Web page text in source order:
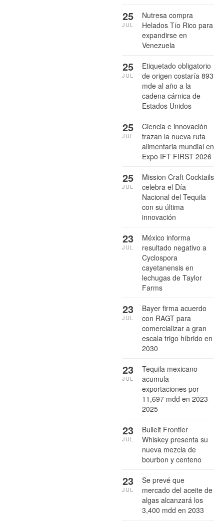
Nutresa compra
Helados Tío Rico para
expandirse en
Venezuela
25
JUL
Etiquetado obligatorio
de origen costaría 893
mde al año a la
cadena cárnica de
Estados Unidos
25
JUL
Ciencia e innovación
trazan la nueva ruta
alimentaria mundial en
Expo IFT FIRST 2026
25
JUL
Mission Craft Cocktails
celebra el Día
Nacional del Tequila
con su última
innovación
25
JUL
México informa
resultado negativo a
Cyclospora
cayetanensis en
lechugas de Taylor
Farms
23
JUL
Bayer firma acuerdo
con RAGT para
comercializar a gran
escala trigo híbrido en
2030
23
JUL
Tequila mexicano
acumula
exportaciones por
11,697 mdd en 2023-
2025
23
JUL
Bulleit Frontier
Whiskey presenta su
nueva mezcla de
bourbon y centeno
23
JUL
Se prevé que
mercado del aceite de
algas alcanzará los
3,400 mdd en 2033
23
JUL